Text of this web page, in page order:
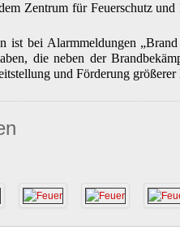
Zentrum für Feuerschutz
ist bei Alarmmeldungen
die neben der
und Förderung